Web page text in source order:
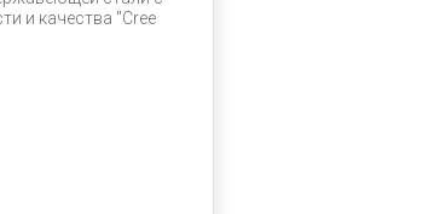
и качества "Cree